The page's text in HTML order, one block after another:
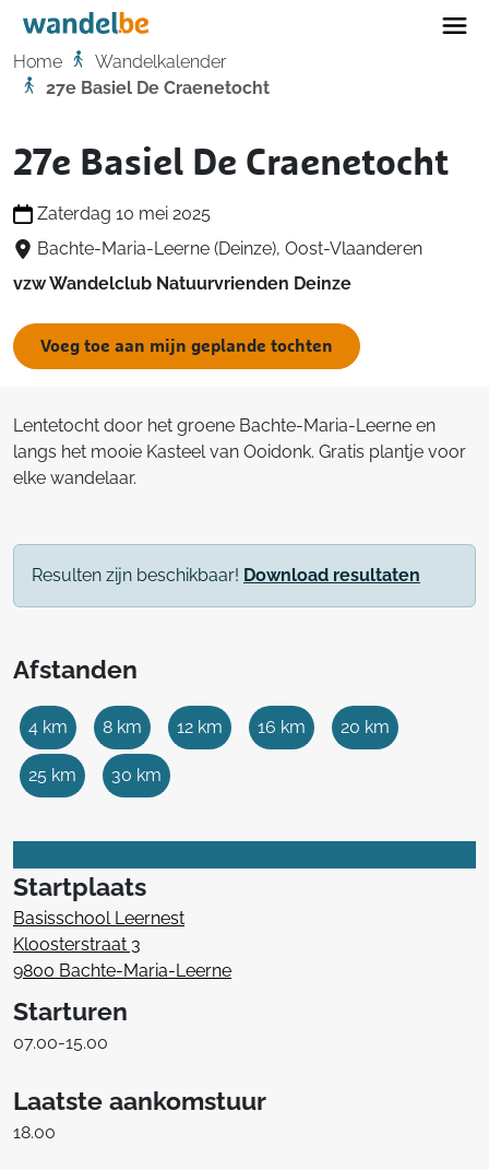
Home
Home
Wandelkalender
27e Basiel De Craenetocht
27e Basiel De Craenetocht
Zaterdag 10 mei 2025
Bachte-Maria-Leerne (Deinze), Oost-Vlaanderen
vzw Wandelclub Natuurvrienden Deinze
Voeg toe aan mijn geplande tochten
Lentetocht door het groene Bachte-Maria-Leerne en
langs het mooie Kasteel van Ooidonk. Gratis plantje voor
elke wandelaar.
Resulten zijn beschikbaar! Download resultaten
Afstanden
4 km 8 km 12 km 16 km 20 km
25 km 30 km
Startplaats
Basisschool Leernest
Kloosterstraat 3
9800 Bachte-Maria-Leerne
Starturen
07.00-15.00
Laatste aankomstuur
18.00